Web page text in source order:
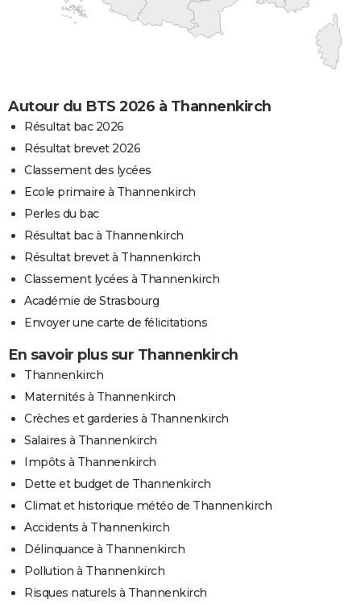
Autour du BTS 2026 à Thannenkirch
Résultat bac 2026
Résultat brevet 2026
Classement des lycées
Ecole primaire à Thannenkirch
Perles du bac
Résultat bac à Thannenkirch
Résultat brevet à Thannenkirch
Classement lycées à Thannenkirch
Académie de Strasbourg
Envoyer une carte de félicitations
En savoir plus sur Thannenkirch
Thannenkirch
Maternités à Thannenkirch
Crèches et garderies à Thannenkirch
Salaires à Thannenkirch
Impôts à Thannenkirch
Dette et budget de Thannenkirch
Climat et historique météo de Thannenkirch
Accidents à Thannenkirch
Délinquance à Thannenkirch
Pollution à Thannenkirch
Risques naturels à Thannenkirch